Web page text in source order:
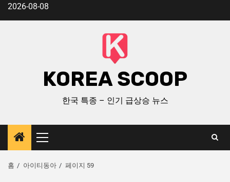
2026-08-08
KOREA SCOOP
한국 특종 – 인기 급상승 뉴스
홈 아이티동아 페이지 59